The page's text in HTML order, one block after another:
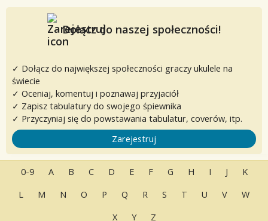
Dołącz do naszej społeczności!
✓ Dołącz do największej społeczności graczy ukulele na
świecie
✓ Oceniaj, komentuj i poznawaj przyjaciół
✓ Zapisz tabulatury do swojego śpiewnika
✓ Przyczyniaj się do powstawania tabulatur, coverów, itp.
Zarejestruj
0-9 A B C D E F G H I J
K
L
M N O P Q R S T U V
W
X
Y Z